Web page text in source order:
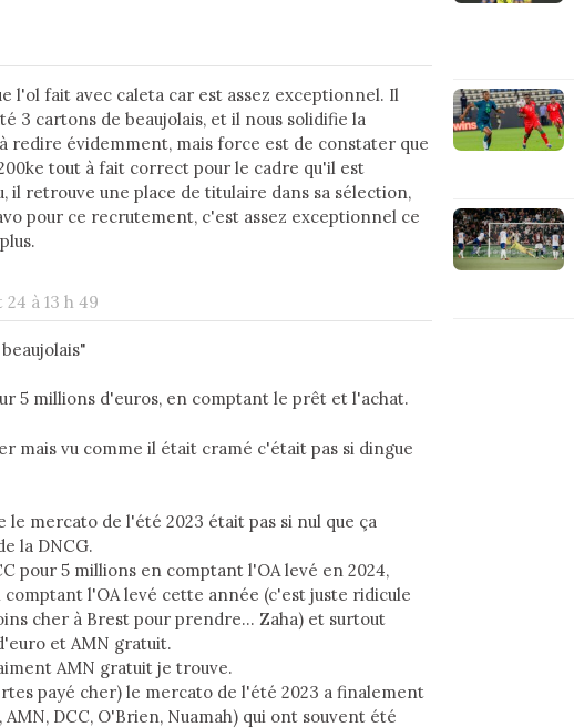
l'ol fait avec caleta car est assez exceptionnel. Il
3 cartons de beaujolais, et il nous solidifie la
redire évidemment, mais force est de constater que
tout à fait correct pour le cadre qu'il est
il retrouve une place de titulaire dans sa sélection,
pour ce recrutement, c'est assez exceptionnel ce
24 à 13 h 49
5 millions d'euros, en comptant le prêt et l'achat.
mais vu comme il était cramé c'était pas si dingue
le mercato de l'été 2023 était pas si nul que ça
la DNCG.
pour 5 millions en comptant l'OA levé en 2024,
comptant l'OA levé cette année (c'est juste ridicule
cher à Brest pour prendre... Zaha) et surtout
et AMN gratuit.
AMN gratuit je trouve.
payé cher) le mercato de l'été 2023 a finalement
DCC, O'Brien, Nuamah) qui ont souvent été